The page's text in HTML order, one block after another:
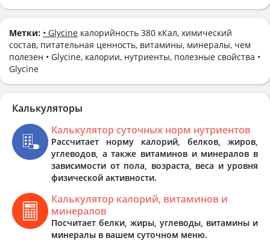
Метки: • Glycine калорийность 380 кКал, химический
состав, питательная ценность, витамины, минералы, чем
полезен • Glycine, калории, нутриенты, полезные свойства •
Glycine
Калькуляторы
Калькулятор суточных норм нутриентов
Рассчитает норму калорий, белков, жиров,
углеводов, а также витаминов и минералов в
зависимости от пола, возраста, веса и уровня
физической активности.
Калькулятор калорий, витаминов и
минералов
Посчитает белки, жиры, углеводы, витамины и
минералы в вашем суточном меню.